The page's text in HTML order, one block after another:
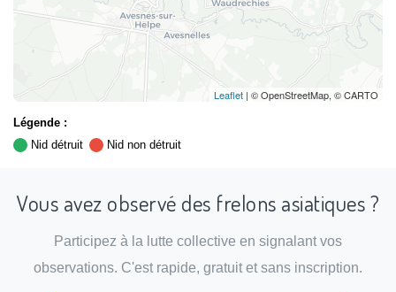
Leaflet | © OpenStreetMap, © CARTO
Légende :
Nid détruit
Nid non détruit
Vous avez observé des frelons asiatiques ?
Participez à la lutte collective en signalant vos
observations. C'est rapide, gratuit et sans inscription.